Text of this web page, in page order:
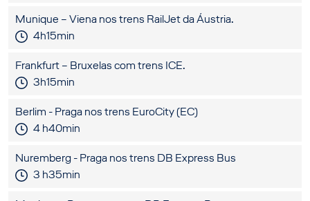
Munique – Viena nos trens RailJet da Áustria.
4h15min
Frankfurt – Bruxelas com trens ICE.
3h15min
Berlim - Praga nos trens EuroCity (EC)
4 h40min
Nuremberg - Praga nos trens DB Express Bus
3 h35min